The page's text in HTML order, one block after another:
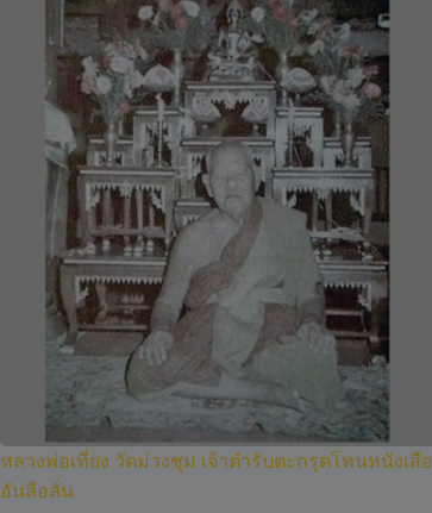
หลวงพ่อเที่ยง วัดม่วงชุม เจ้าตำรับตะกรุดโทนหนังเสือ
อันลือลั่น